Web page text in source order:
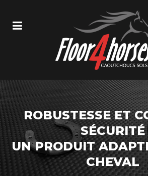
ROBUSTESSE ET
SÉCURITÉ
UN PRODUIT
CHEVAL